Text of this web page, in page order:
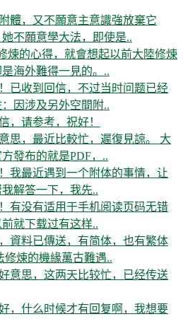
體，又不願意主意識強放棄它
不願意學大法，即使是..
煉的心得，就會想起以前大陸修煉
海外難得一見的。..
已收到回信，不过当时问题已经
因涉及另外空間附..
，请参考，祝好！
思，最近比較忙，遲復見諒。 大
發布的就是PDF，..
我最近遇到一个附体的事情，让
解答一下，我先..
有没有适用于手机阅读页码无错
就下载过有这样..
資料已傳送，有简体，也有繁体
修煉的機緣萬古難遇..
意思，这两天比较忙，已经传送
，什么时候才有回复啊，我想要